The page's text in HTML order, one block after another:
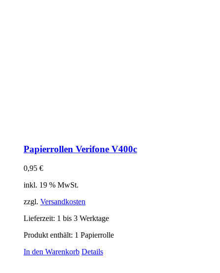
Papierrollen Verifone V400c
0,95 €
inkl. 19 % MwSt.
zzgl. Versandkosten
Lieferzeit: 1 bis 3 Werktage
Produkt enthält: 1 Papierrolle
In den Warenkorb Details